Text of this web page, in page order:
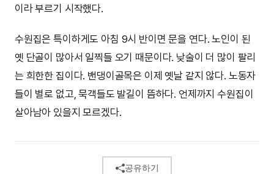
이라 부르기 시작했다.
수원집은 특이하게도 아침 9시 반이면 문을 연다. 노인이 된
옛 단골이 많아서 일찍들 오기 때문이다. 낮술이 더 많이 팔리
는 희한한 집이다. 밴댕이골목은 이제 옛날 같지 않다. 노동자
들이 별로 없고, 묵객들도 발길이 뜸하다. 언제까지 수원집이
살아남아 있을지 모르겠다.
공유하기